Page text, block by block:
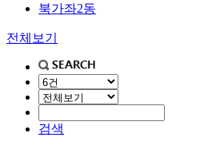
북가좌2동
전체보기
검색